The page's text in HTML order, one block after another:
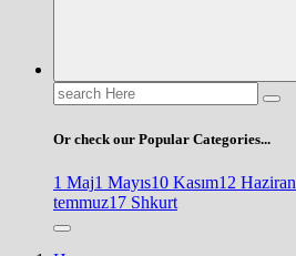
Search
for:
Or check our Popular Categories...
1 Maj1 Mayıs10 Kasım12 Haziran
temmuz17 Shkurt